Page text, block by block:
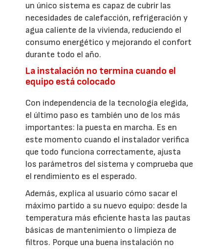
un único sistema es capaz de cubrir las
necesidades de calefacción, refrigeración y
agua caliente de la vivienda, reduciendo el
consumo energético y mejorando el confort
durante todo el año.
La instalación no termina cuando el
equipo está colocado
Con independencia de la tecnología elegida,
el último paso es también uno de los más
importantes: la puesta en marcha. Es en
este momento cuando el instalador verifica
que todo funciona correctamente, ajusta
los parámetros del sistema y comprueba que
el rendimiento es el esperado.
Además, explica al usuario cómo sacar el
máximo partido a su nuevo equipo: desde la
temperatura más eficiente hasta las pautas
básicas de mantenimiento o limpieza de
filtros. Porque una buena instalación no